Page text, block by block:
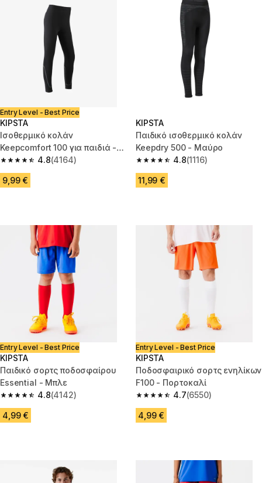
Entry Level - Best Price
KIPSTA
Ισοθερμικό κολάν
Keepcomfort 100 για παιδιά -
Μαύρο
4.8
4.8 out of 5 stars from 4164 reviews
(4164)
9,99 €
KIPSTA
Παιδικό ισοθερμικό κολάν
Keepdry 500 - Μαύρο
4.8
4.8 out of 5 stars from 1116
(1116)
11,99 €
Entry Level - Best Price
KIPSTA
Παιδικό σορτς ποδοσφαίρου
Essential - Μπλε
4.8
4.8 out of 5 stars from 4142 reviews
(4142)
4,99 €
Entry Level - Best Price
KIPSTA
Ποδοσφαιρικό σορτς ενηλίκων
F100 - Πορτοκαλί
4.7
4.7 out of 5 stars from 6550
(6550)
4,99 €